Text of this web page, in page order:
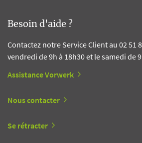
Besoin d'aide ?
Contactez notre Service Client au 02 51
vendredi de 9h à 18h30 et le samedi de
Assistance Vorwerk
Nous contacter
Se rétracter